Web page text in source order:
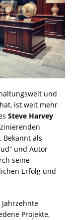
und
ist weit mehr
Steve Harvey
Bekannt als
und Autor
seine
Erfolg und
Projekte,